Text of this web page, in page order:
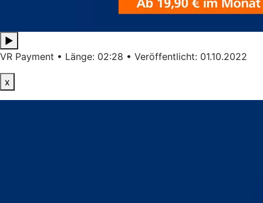
▶
VR Payment • Länge: 02:28 • Veröffentlicht: 01.10.2022
x